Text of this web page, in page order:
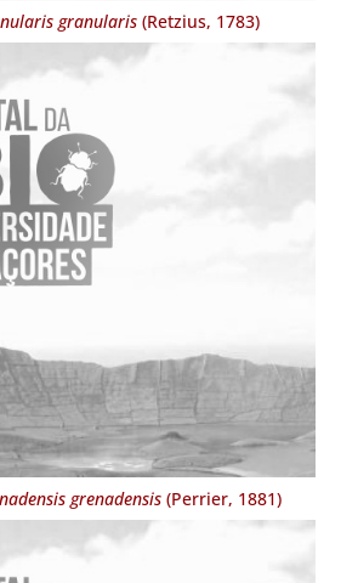
granularis(Retzius, 1783)
grenadensis(Perrier, 1881)